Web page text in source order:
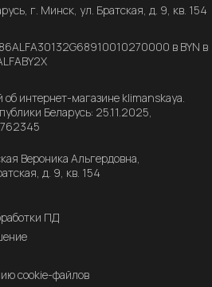
г. Минск, ул. Братская, д. 9, кв. 154
в BYN в
интернет-магазине klimanskaya.
Беларусь: 25.11.2025,
Вероника Альгердовна,
д. 9, кв. 154
cookie-файлов
ПД